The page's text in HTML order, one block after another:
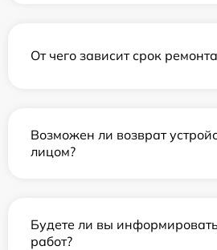
От чего зависит срок
Возможен ли возврат
лицом?
Будете ли вы
работ?